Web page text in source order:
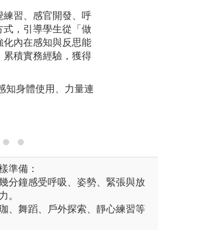
操作方法實
務技能。
習、感官開發、呼
式，引導學生從「做
化內在感知與反思能
累積實務經驗，獲得
知身體使用、力量連
準備：
分鐘感受呼吸、姿勢、緊張與放
。
、舞蹈、戶外探索、靜心練習等